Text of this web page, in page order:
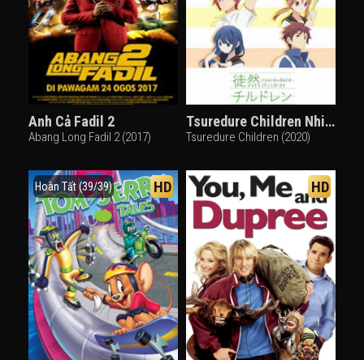
Anh Cả Fadil 2
Abang Long Fadil 2 (2017)
Tsuredure Children Nhiệt huyết tuổi trẻ
Tsuredure Children (2020)
Hoàn Tất (39/39) HD HD